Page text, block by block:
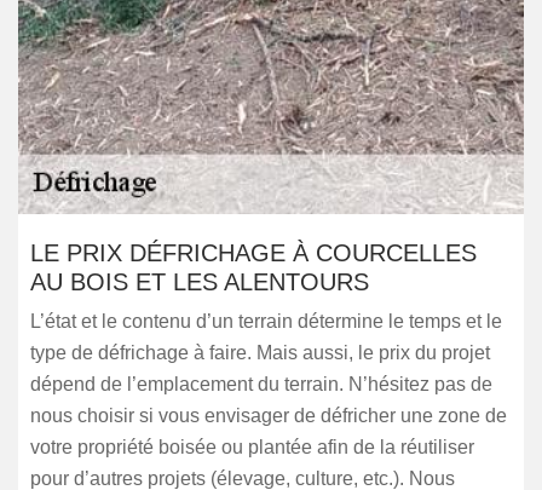
LE PRIX DÉFRICHAGE À COURCELLES
AU BOIS ET LES ALENTOURS
L’état et le contenu d’un terrain détermine le temps et le
type de défrichage à faire. Mais aussi, le prix du projet
dépend de l’emplacement du terrain. N’hésitez pas de
nous choisir si vous envisager de défricher une zone de
votre propriété boisée ou plantée afin de la réutiliser
pour d’autres projets (élevage, culture, etc.). Nous